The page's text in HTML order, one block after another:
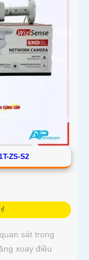
ZS-S2
sát trong
xoay điều